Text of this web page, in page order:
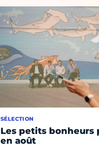
SÉLECTION
Les petits bonheurs
en août